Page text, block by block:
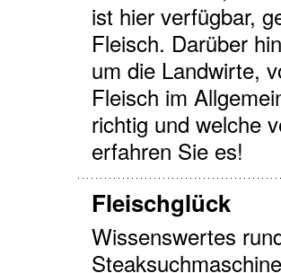
ist hier verfügbar,
Fleisch. Darüber
um die Landwirte,
Fleisch im
richtig und welche
erfahren Sie es!
Fleischglück
Wissenswertes